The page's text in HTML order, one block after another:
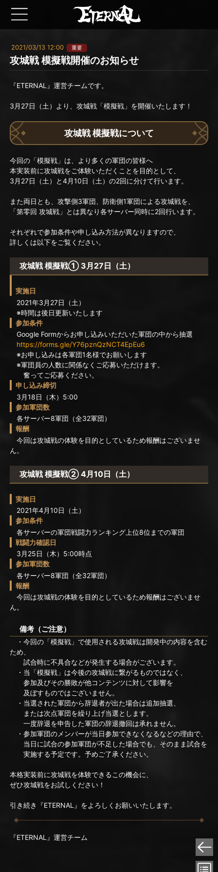
2021/03/13 12:00 重要
攻城戦 模擬戦開催のお知らせ
『ETERNAL』運営チームです。
3月27日（土）より、攻城戦「模擬戦」を開催いたします！
攻城戦 模擬戦について
今回の「模擬戦」は、より多くの軍団の皆様へ
本実装前に攻城戦をご体験いただくことを目的として、
3月27日（土）と4月10日（土）の2回に分けて行います。
また両日とも、攻撃側3軍団、防衛側1軍団による攻城戦を、
「第零回 攻城戦」とは異なり各サーバー同時に2回行います。
それぞれで参加条件や申し込み方法が異なりますので、
詳しくは以下をご覧ください。
攻城戦 模擬戦① 3月27日（土）
実施日
2021年3月27日（土）
※時間は後日更新いたします
参加条件
Google Formからお申し込みいただいた軍団の中から抽選
https://forms.gle/Y76pznQzNCT4EpEu6
※お申し込みは各軍団1名様でお願いします
※軍団員の人数に関係なくご応募いただけます。
奮ってご応募ください。
申し込み締切
3月18日（木）5:00
参加軍団数
各サーバー8軍団（全32軍団）
報酬
今回は攻城戦の体験を目的としているため報酬はございませ
ん。
攻城戦 模擬戦② 4月10日（土）
実施日
2021年4月10日（土）
参加条件
各サーバーの軍団戦闘力ランキング上位8位までの軍団
戦闘力確認日
3月25日（木）5:00時点
参加軍団数
各サーバー8軍団（全32軍団）
報酬
今回は攻城戦の体験を目的としているため報酬はございませ
ん。
備考（ご注意）
・今回の「模擬戦」で使用される攻城戦は開発中の内容を含む
ため、
試合時に不具合などが発生する場合がございます。
・当「模擬戦」は今後の攻城戦に繋がるものではなく、
参加及びその勝敗が他コンテンツに対して影響を
及ぼすものではございません。
・当選された軍団から辞退者が出た場合は追加抽選、
または次点軍団を繰り上げ当選とします。
一度辞退を申告した軍団の辞退撤回は承れません。
・参加軍団のメンバーが当日参加できなくなるなどの理由で、
当日に試合の参加軍団が不足した場合でも、そのまま試合を
実施する予定です。予めご了承ください。
本格実装前に攻城戦を体験できるこの機会に、
ぜひ攻城戦をお試しください！
引き続き『ETERNAL』をよろしくお願いいたします。
『ETERNAL』運営チーム